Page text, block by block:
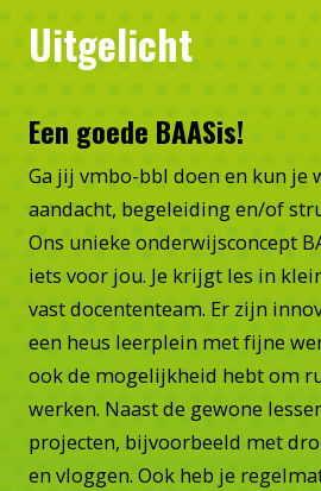
Uitgelicht
Een goede BAASis!
Ga jij vmbo-bbl doen en kun je
aandacht, begeleiding en/of
Ons unieke onderwijsconcept
iets voor jou. Je krijgt les in
vast docententeam. Er zijn
een heus leerplein met fijne
ook de mogelijkheid hebt om
werken. Naast de gewone
projecten, bijvoorbeeld met
en vloggen. Ook heb je